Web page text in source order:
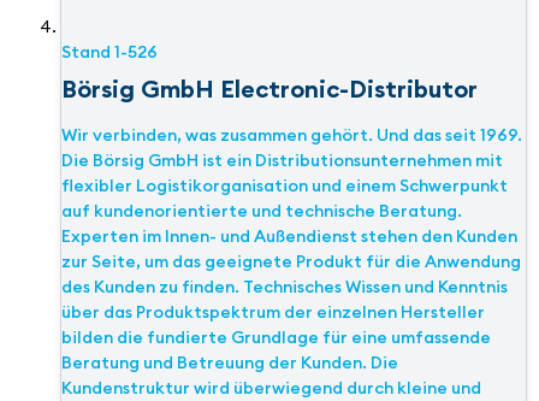
Stand 1-526
Börsig GmbH Electronic-Distributor
Wir verbinden, was zusammen gehört. Und das seit 1969.
Die Börsig GmbH ist ein Distributionsunternehmen mit
flexibler Logistikorganisation und einem Schwerpunkt
auf kundenorientierte und technische Beratung.
Experten im Innen- und Außendienst stehen den Kunden
zur Seite, um das geeignete Produkt für die Anwendung
des Kunden zu finden. Technisches Wissen und Kenntnis
über das Produktspektrum der einzelnen Hersteller
bilden die fundierte Grundlage für eine umfassende
Beratung und Betreuung der Kunden. Die
Kundenstruktur wird überwiegend durch kleine und